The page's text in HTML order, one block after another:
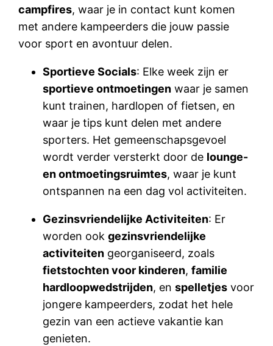
campfires, waar je in contact kunt komen
met andere kampeerders die jouw passie
voor sport en avontuur delen.
Sportieve Socials: Elke week zijn er
sportieve ontmoetingen waar je samen
kunt trainen, hardlopen of fietsen, en
waar je tips kunt delen met andere
sporters. Het gemeenschapsgevoel
wordt verder versterkt door de lounge-
en ontmoetingsruimtes, waar je kunt
ontspannen na een dag vol activiteiten.
Gezinsvriendelijke Activiteiten: Er
worden ookgezinsvriendelijke
activiteiten georganiseerd, zoals
fietstochten voor kinderen,familie
hardloopwedstrijden, enspelletjes voor
jongere kampeerders, zodat het hele
gezin van een actieve vakantie kan
genieten.